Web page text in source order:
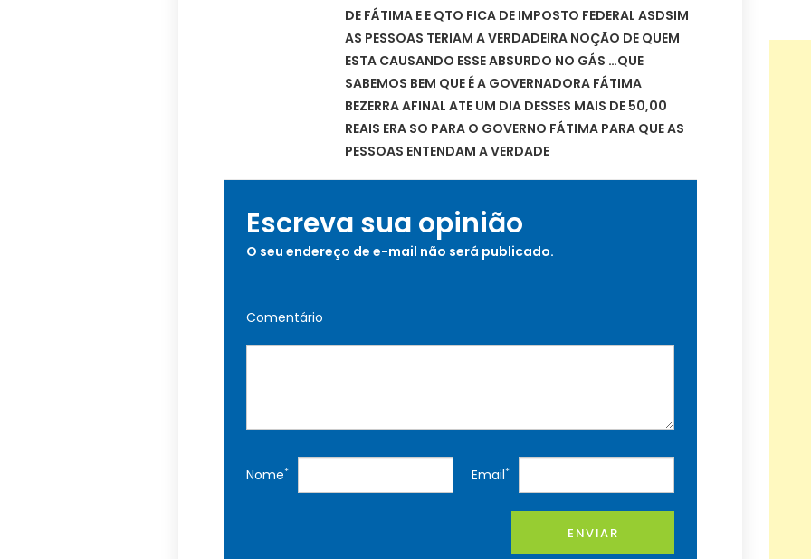
DE FÁTIMA E E QTO FICA DE IMPOSTO FEDERAL ASDSIM
AS PESSOAS TERIAM A VERDADEIRA NOÇÃO DE QUEM
ESTA CAUSANDO ESSE ABSURDO NO GÁS …QUE
SABEMOS BEM QUE É A GOVERNADORA FÁTIMA
BEZERRA AFINAL ATE UM DIA DESSES MAIS DE 50,00
REAIS ERA SO PARA O GOVERNO FÁTIMA PARA QUE AS
PESSOAS ENTENDAM A VERDADE
Escreva sua opinião
O seu endereço de e-mail não será publicado.
Comentário
Nome* Email*
ENVIAR